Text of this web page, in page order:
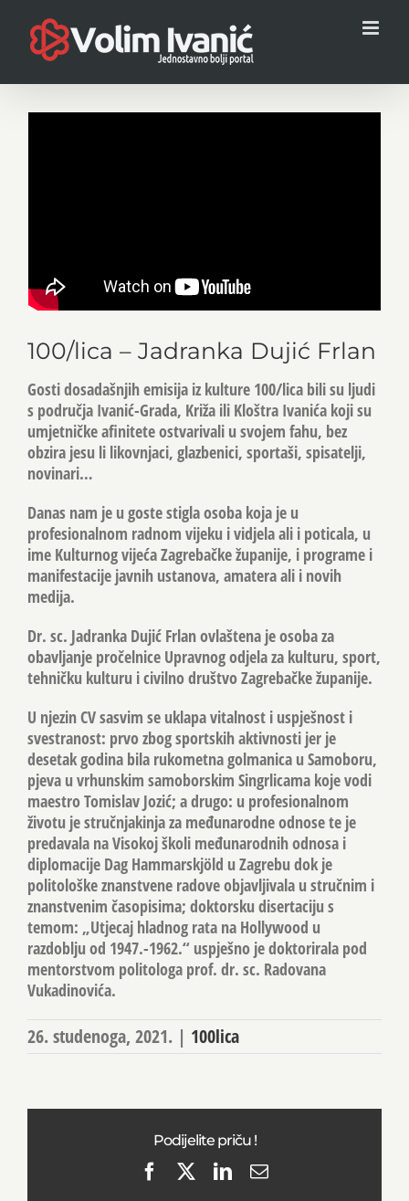
content
100/lica – Jadranka Dujić Frlan
Gosti dosadašnjih emisija iz kulture 100/lica bili su ljudi
s područja Ivanić-Grada, Križa ili Kloštra Ivanića koji su
umjetničke afinitete ostvarivali u svojem fahu, bez
obzira jesu li likovnjaci, glazbenici, sportaši, spisatelji,
novinari…
Danas nam je u goste stigla osoba koja je u
profesionalnom radnom vijeku i vidjela ali i poticala, u
ime Kulturnog vijeća Zagrebačke županije, i programe i
manifestacije javnih ustanova, amatera ali i novih
medija.
Dr. sc. Jadranka Dujić Frlan ovlaštena je osoba za
obavljanje pročelnice Upravnog odjela za kulturu, sport,
tehničku kulturu i civilno društvo Zagrebačke županije.
U njezin CV sasvim se uklapa vitalnost i uspješnost i
svestranost: prvo zbog sportskih aktivnosti jer je
desetak godina bila rukometna golmanica u Samoboru,
pjeva u vrhunskim samoborskim Singrlicama koje vodi
maestro Tomislav Jozić; a drugo: u profesionalnom
životu je stručnjakinja za međunarodne odnose te je
predavala na Visokoj školi međunarodnih odnosa i
diplomacije Dag Hammarskjöld u Zagrebu dok je
politološke znanstvene radove objavljivala u stručnim i
znanstvenim časopisima; doktorsku disertaciju s
temom: „Utjecaj hladnog rata na Hollywood u
razdoblju od 1947.-1962.“ uspješno je doktorirala pod
mentorstvom politologa prof. dr. sc. Radovana
Vukadinovića.
26. studenoga, 2021. | 100lica
Podijelite priču !
FacebookLinkedIn
Email